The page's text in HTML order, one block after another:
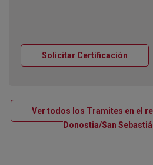
Solicitar Certificación
Ver todos los Tramites en el
Donostia/San